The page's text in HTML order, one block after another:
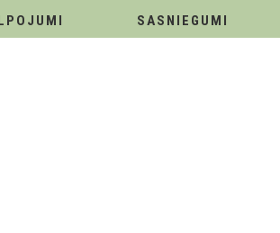
SASNIEGUMI